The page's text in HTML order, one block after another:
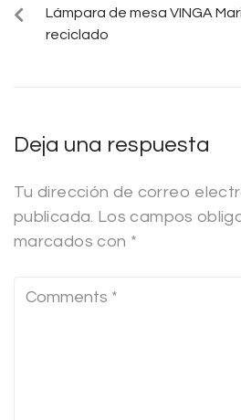
Lámpara de mesa VINGA
reciclado
Deja una respuesta
Tu dirección de correo
publicada. Los campos
marcados con *